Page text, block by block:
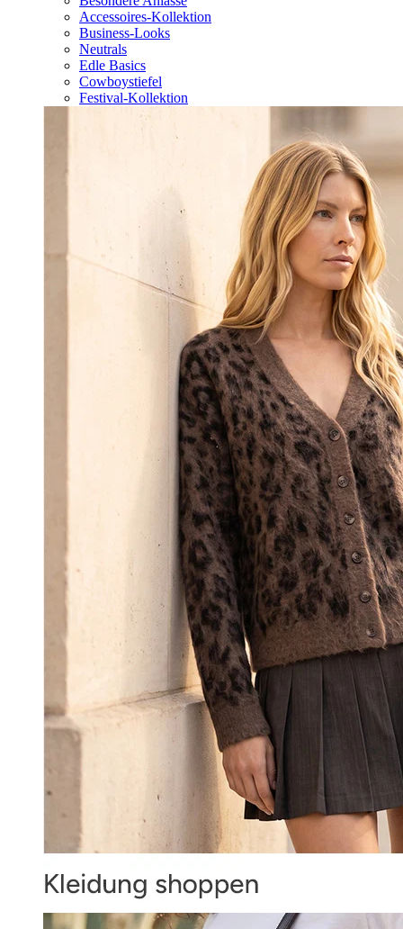
Accessoires-Kollektion
Business-Looks
Neutrals
Edle Basics
Cowboystiefel
Festival-Kollektion